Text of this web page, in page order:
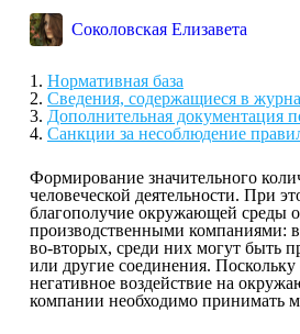
Соколовская Елизавета
Нормативная база
Сведения, содержащиеся в
Дополнительная документация
Санкции за несоблюдение
Формирование значительного
человеческой деятельности. При
благополучие окружающей среды
производственными компаниями:
во-вторых, среди них могут быть
или другие соединения. Поскольку
негативное воздействие на
компании необходимо принимать